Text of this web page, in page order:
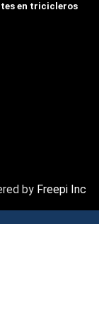
en tricicleros
by Freepi Inc